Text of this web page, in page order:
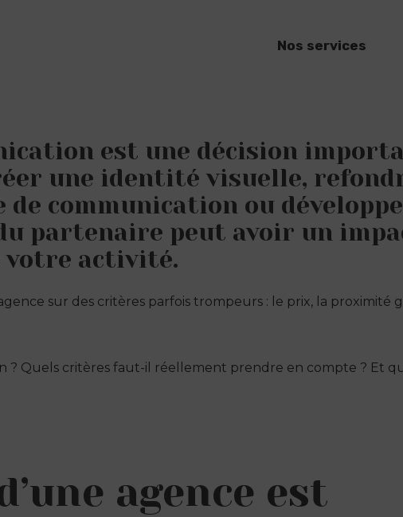
Nos services
est une décision
une identité visuelle,
communication ou
partenaire peut avoir un
votre activité.
sur des critères parfois trompeurs : le prix, la proximité
? Quels critères faut-il réellement prendre en compte ? Et
agence est